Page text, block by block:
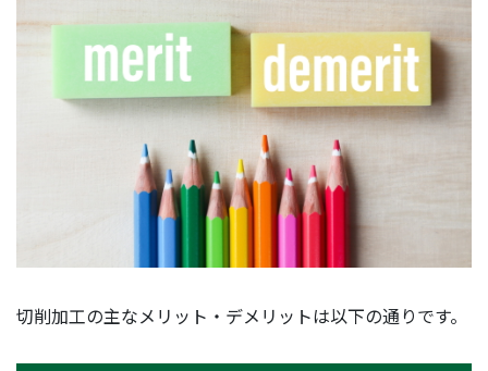
切削加工の主なメリット・デメリットは以下の通りです。